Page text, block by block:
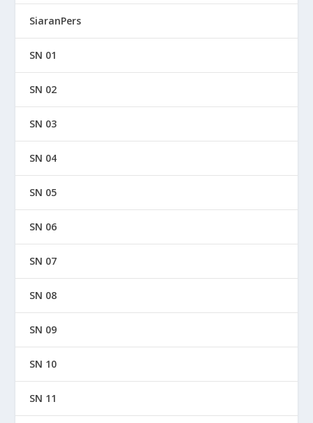
SiaranPers
SN 01
SN 02
SN 03
SN 04
SN 05
SN 06
SN 07
SN 08
SN 09
SN 10
SN 11